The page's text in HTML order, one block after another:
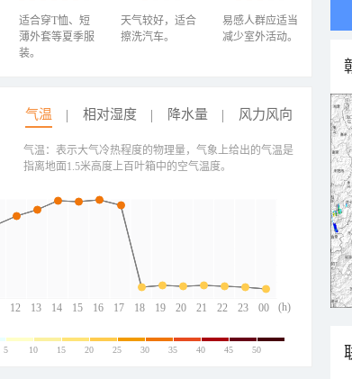
适合穿T恤、短
薄外套等夏季服
装。
天气较好，适合
擦洗汽车。
易感人群应适当
减少室外活动。
气温 相对湿度 降水量 风力风向
12 13 14 15 16 17 18 19 20 21 22 23 00
(h)
气温：表示大气冷热程度的物理量，气象上给出的气温是
指离地面1.5米高度上百叶箱中的空气温度。
5 10 15 20 25 30 35 40 45 50